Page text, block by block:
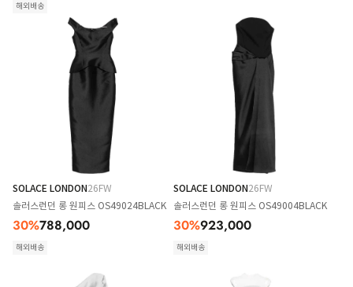
해외배송
SOLACE LONDON26FW
솔러스런던 롱 원피스 OS49024BLACK
30%788,000
해외배송
SOLACE LONDON26FW
솔러스런던 롱 원피스 OS49004BLACK
30%923,000
해외배송